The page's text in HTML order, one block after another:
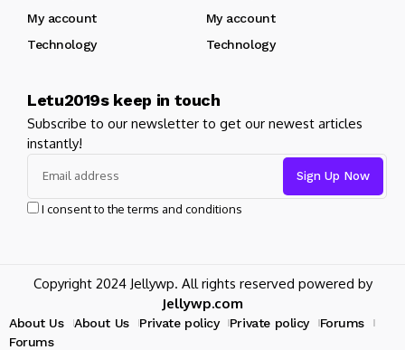
My account
My account
Technology
Technology
Letu2019s keep in touch
Subscribe to our newsletter to get our newest articles
instantly!
I consent to the terms and conditions
Copyright 2024 Jellywp. All rights reserved powered by
Jellywp.com
About Us About Us Private policy Private policy
Forums
Forums